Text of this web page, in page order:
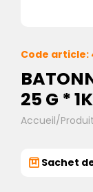
Code article:
25 G *
Accueil/
Sachet